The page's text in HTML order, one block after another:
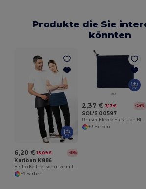
Produkte die Sie
könnten
6,20 € 15,09 € -59%
Kariban K886
+9 Farben
2,37 € 3,13 € -24%
SOL'S 00597
+3 Farben